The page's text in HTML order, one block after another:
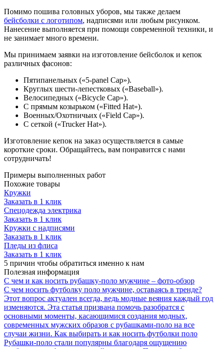
Помимо пошива головных уборов, мы также делаем
бейсболки с логотипом, надписями или любым рисунком.
Нанесение выполняется при помощи современной техники, и
не занимает много времени.
Мы принимаем заявки на изготовление бейсболок и кепок
различных фасонов:
Пятипанельных («5-panel Cap»).
Круглых шести-лепестковых («Baseball»).
Велосипедных («Bicycle Cap»).
С прямым козырьком («Fitted Hat»).
Военных/Охотничьих («Field Cap»).
С сеткой («Trucker Hat»).
Изготовление кепок на заказ осуществляется в самые
короткие сроки. Обращайтесь, вам понравится с нами
сотрудничать!
Примеры выполненных работ
Похожие товары
Кружки
Заказать в 1 клик
Спецодежда электрика
Заказать в 1 клик
Кружки с надписями
Заказать в 1 клик
Пледы из флиса
Заказать в 1 клик
5 причин чтобы обратиться именно к нам
Полезная информация
С чем и как носить рубашку-поло мужчине – фото-обзор
С чем носить футболку поло мужчине, оставаясь в тренде?
Этот вопрос актуален всегда, ведь модные веяния каждый год
изменяются. Эта статья призвана помочь разобратся с
основными моменты, касающимися создания модных,
современных мужских образов с рубашками-поло на все
случаи жизни. Как выбирать и как носить футболки поло
Рубашки-поло стали популярны благодаря ощущению